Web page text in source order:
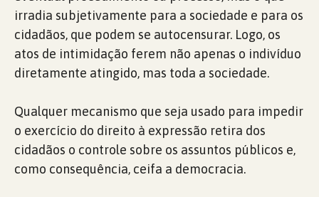
irradia subjetivamente para a sociedade e para os
cidadãos, que podem se autocensurar. Logo, os
atos de intimidação ferem não apenas o indivíduo
diretamente atingido, mas toda a sociedade.
Qualquer mecanismo que seja usado para impedir
o exercício do direito à expressão retira dos
cidadãos o controle sobre os assuntos públicos e,
como consequência, ceifa a democracia.